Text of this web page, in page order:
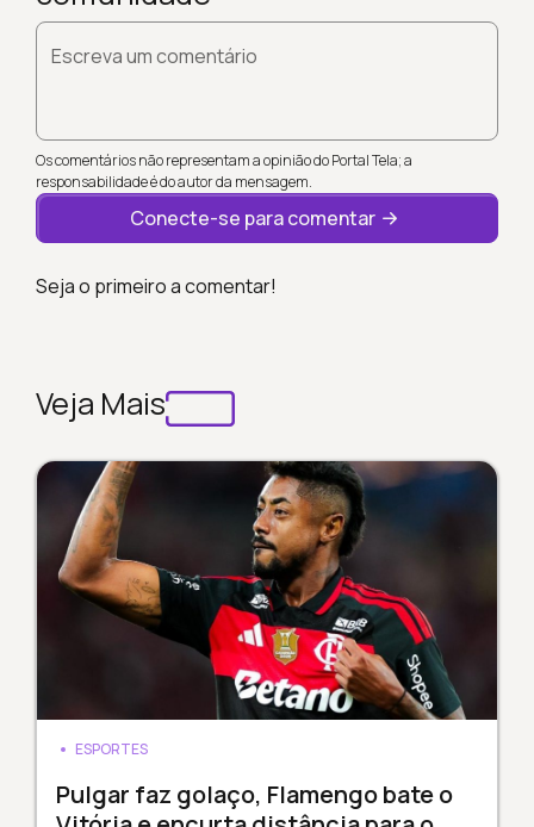
Escreva um comentário
Os comentários não representam a opinião do Portal Tela; a
responsabilidade é do autor da mensagem.
Conecte-se para comentar
Seja o primeiro a comentar!
Veja Mais
ESPORTES
Pulgar faz golaço, Flamengo bate o